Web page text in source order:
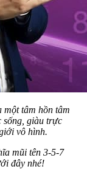
một tâm hồn tâm
sống, giàu trực
vô hình.
mũi tên 3-5-7
đây nhé!